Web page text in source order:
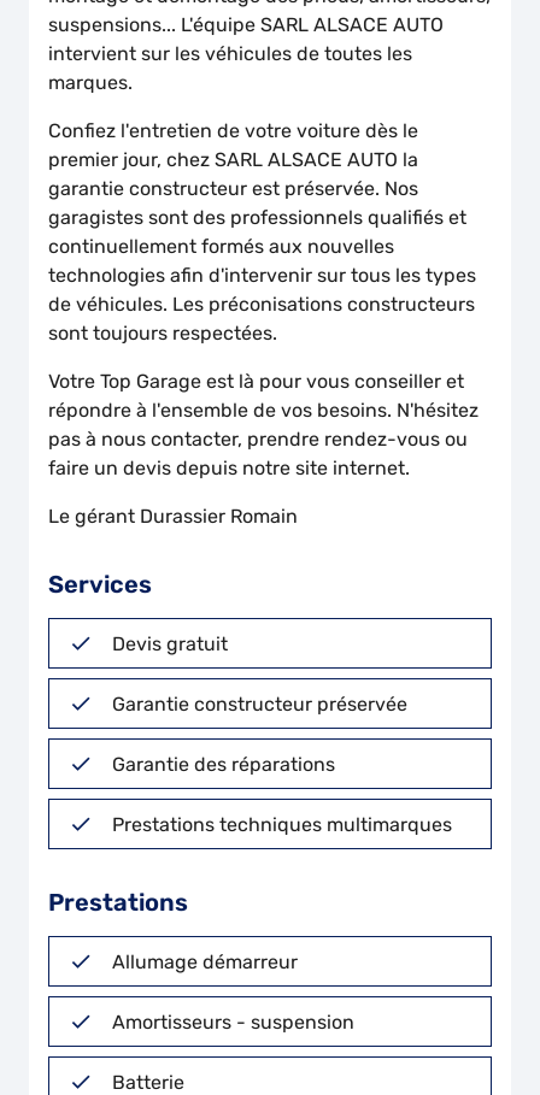
suspensions... L'équipe SARL ALSACE AUTO
intervient sur les véhicules de toutes les
marques.
Confiez l'entretien de votre voiture dès le
premier jour, chez SARL ALSACE AUTO la
garantie constructeur est préservée. Nos
garagistes sont des professionnels qualifiés et
continuellement formés aux nouvelles
technologies afin d'intervenir sur tous les types
de véhicules. Les préconisations constructeurs
sont toujours respectées.
Votre Top Garage est là pour vous conseiller et
répondre à l'ensemble de vos besoins. N'hésitez
pas à nous contacter, prendre rendez-vous ou
faire un devis depuis notre site internet.
Le gérant Durassier Romain
Services
Devis gratuit
Garantie constructeur préservée
Garantie des réparations
Prestations techniques multimarques
Prestations
Allumage démarreur
Amortisseurs - suspension
Batterie